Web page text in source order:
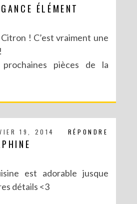
ÉLÉMENT
! C’est vraiment une
pièces de la
RÉPONDRE
19, 2014
est adorable jusque
détails <3